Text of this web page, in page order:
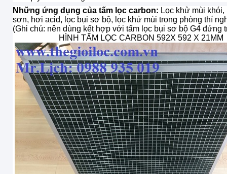
Những ứng dụng của tấm lọc carbon: Lọc khử mùi
sơn, hơi acid, lọc bụi sơ bộ, lọc khử mùi trong phòng thí
(Ghi chú: nên dùng kết hợp với tấm lọc bụi sơ bộ G4 đứng
HÌNH TẤM LỌC CARBON 592X 592 X 21MM